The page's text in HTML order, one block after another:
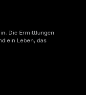
Die Ermittlungen
ein Leben, das